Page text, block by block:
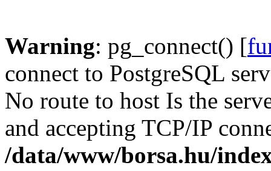
Warning: pg_connect() [
connect to PostgreSQL
No route to host Is the
and accepting TCP/IP
/data/www/borsa.hu/